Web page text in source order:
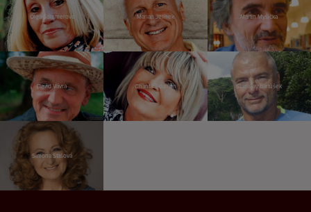
Olga Sommerová Marian Jelínek Martin Myšička
David Vávra Chantal Poullain Stanislav Bartůšek
Simona Stašová